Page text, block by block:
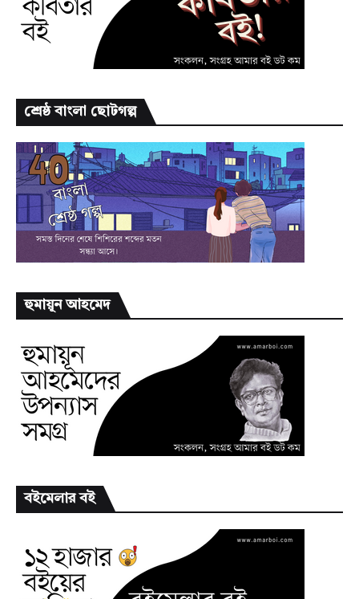
শ্রেষ্ঠ বাংলা ছোটগল্প
হুমায়ূন আহমেদ
বইমেলার বই